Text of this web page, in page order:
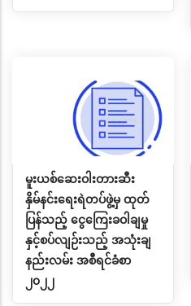
မူးယစ်ဆေးဝါးတားဆီး
နှိမ်နင်းရေးရဲတပ်ဖွဲ့မှ ထုတ်
ပြန်သည့် ငွေကြေးခဝါချမှု
နှင့်စပ်လျဉ်းသည့် အသုံးချ
နည်းလမ်း အစီရင်ခံစာ
၂၀၂၂